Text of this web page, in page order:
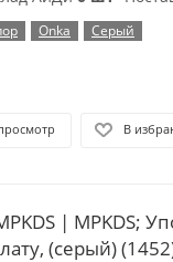
Onka Серый
В
| MPKDS;
(серый)